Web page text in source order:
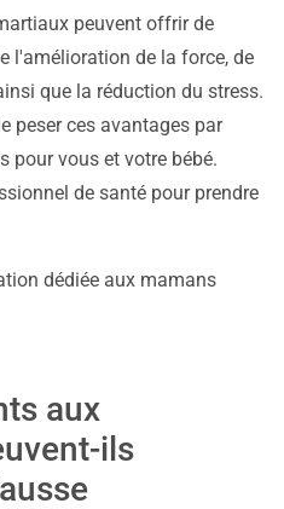
peuvent offrir de
l'amélioration de la force, de
que la réduction du stress.
peser ces avantages par
pour vous et votre bébé.
de santé pour prendre
dédiée aux mamans
aux
ils